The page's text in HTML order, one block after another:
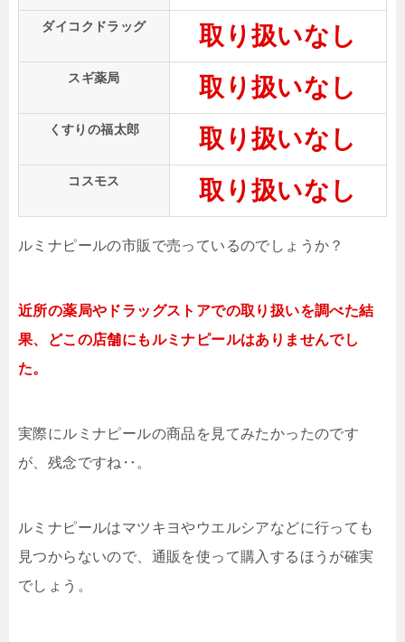
ダイコクドラッグ 取り扱いなし
スギ薬局 取り扱いなし
くすりの福太郎 取り扱いなし
コスモス 取り扱いなし
ルミナピールの市販で売っているのでしょうか？
近所の薬局やドラッグストアでの取り扱いを調べた結
果、どこの店舗にもルミナピールはありませんでし
た。
実際にルミナピールの商品を見てみたかったのです
が、残念ですね‥。
ルミナピールはマツキヨやウエルシアなどに行っても
見つからないので、通販を使って購入するほうが確実
でしょう。